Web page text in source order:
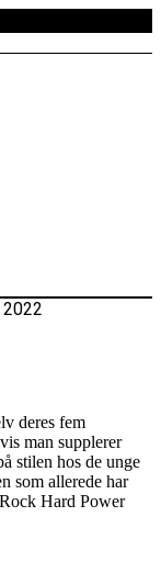
2022
deres fem
man supplerer
stilen hos de unge
som allerede har
Hard Power